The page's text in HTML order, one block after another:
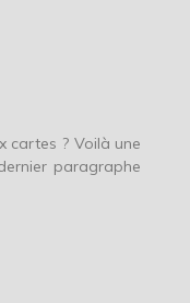
cartes ? Voilà une
paragraphe